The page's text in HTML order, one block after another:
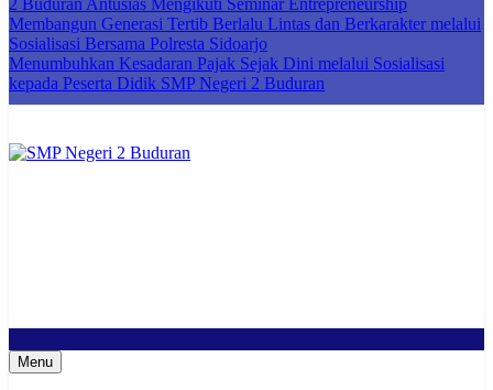
2 Buduran Antusias Mengikuti Seminar Entrepreneurship
Membangun Generasi Tertib Berlalu Lintas dan Berkarakter melalui
Sosialisasi Bersama Polresta Sidoarjo
Menumbuhkan Kesadaran Pajak Sejak Dini melalui Sosialisasi
kepada Peserta Didik SMP Negeri 2 Buduran
Menu